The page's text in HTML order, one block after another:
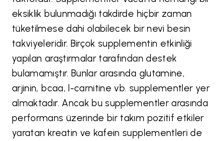
eksiklik bulunmadığı takdirde hiçbir zaman
tüketilmese dahi olabilecek bir nevi besin
takviyeleridir. Birçok supplementin etkinliği
yapılan araştırmalar tarafından destek
bulamamıştır. Bunlar arasında glutamine,
arjinin, bcaa, l-carnitine vb. supplementler yer
almaktadır. Ancak bu supplementler arasında
performans üzerinde bir takım pozitif etkiler
yaratan kreatin ve kafein supplementleri de